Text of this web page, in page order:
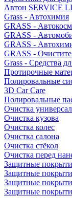
Автон SERVICE
Grass - Автохимия
GRASS -
GRASS -
GRASS -
GRASS -
Grass - Средства
Протирочные
Полировальные
3D Car Care
Полировальные
Очистка
Очистка кузова
Очистка колес
Очистка салона
Очистка стёкол
Очистка перед
Защитные
Защитные
Защитные
Защитные